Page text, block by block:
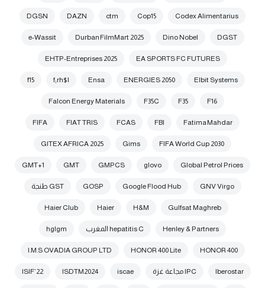
Codex Alimentarius
Cop15
ctm
DAZN
DGSN
DGST
Dino Nobel
Durban FilmMart 2025
e-Wassit
EA SPORTS FC FUTURES
EHTP-Entreprises 2025
Elbit Systems
ENERGIES 2050
Ensa
f;rh$l
f15
F16
F35
F35C
Falcon Energy Materials
Fatima Mahdar
FBI
FCAS
FIAT TRIS
FIFA
FIFA World Cup 2030
Gims
GITEX AFRICA 2025
Global Petrol Prices
glovo
GMPCS
GMT
GMT+1
GNV Virgo
Google Flood Hub
GOSP GST طنجة
Gulfsat Maghreb
H&M
Haier
Haier Club
Henley & Partners hepatitis C المغرب hglgm
HONOR 400
HONOR 400 Lite
I.M.S OVADIA GROUP LTD
Iberostar IPC مجاعة غزة iscae
ISDTM2024
ISIF’22